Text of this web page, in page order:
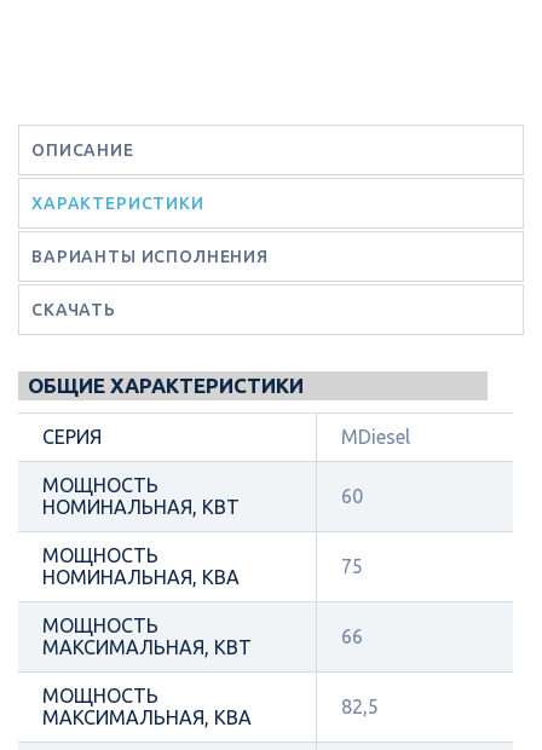
ОПИСАНИЕ
ХАРАКТЕРИСТИКИ
ВАРИАНТЫ ИСПОЛНЕНИЯ
СКАЧАТЬ
ОБЩИЕ ХАРАКТЕРИСТИКИ
СЕРИЯ MDiesel
МОЩНОСТЬ
НОМИНАЛЬНАЯ, КВТ
60
МОЩНОСТЬ
НОМИНАЛЬНАЯ, КВА
75
МОЩНОСТЬ
МАКСИМАЛЬНАЯ, КВТ
66
МОЩНОСТЬ
МАКСИМАЛЬНАЯ, КВА
82,5